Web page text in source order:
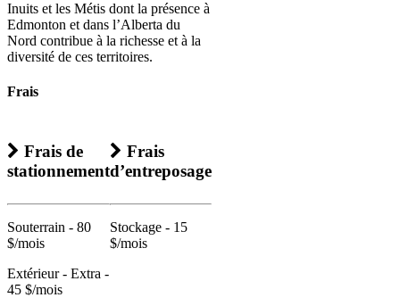
Inuits et les Métis dont la présence à
Edmonton et dans l’Alberta du
Nord contribue à la richesse et à la
diversité de ces territoires.
Frais
Frais de
stationnement
Souterrain - 80
$/mois
Extérieur - Extra -
45 $/mois
Frais
d’entreposage
Stockage - 15
$/mois